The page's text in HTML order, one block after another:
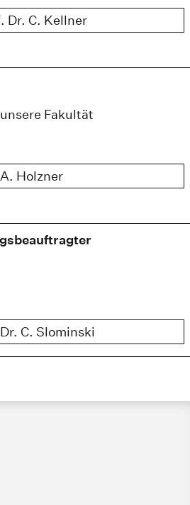
Dr. C. Kellner
Fakultät
A. Holzner
C. Slominski